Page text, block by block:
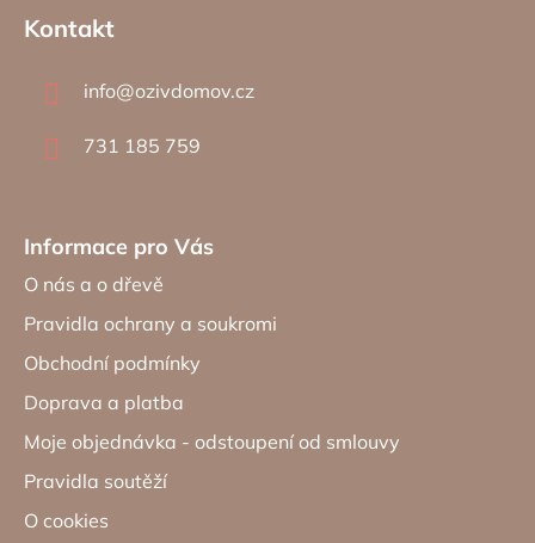
Kontakt
info@ozivdomov.cz
731 185 759
Informace pro Vás
O nás a o dřevě
Pravidla ochrany a soukromi
Obchodní podmínky
Doprava a platba
Moje objednávka - odstoupení od smlouvy
Pravidla soutěží
O cookies